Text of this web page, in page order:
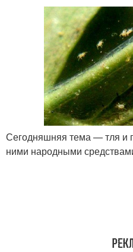
Сегодняшняя тема — тля и
ними народными